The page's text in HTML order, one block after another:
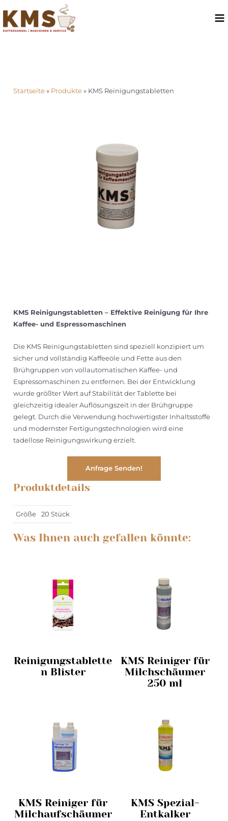
Startseite » Produkte » KMS Reinigungstabletten
KMS Reinigungstabletten – Effektive Reinigung für Ihre
Kaffee- und Espressomaschinen
Die KMS Reinigungstabletten sind speziell konzipiert um
sicher und vollständig Kaffeeöle und Fette aus den
Brühgruppen von vollautomatischen Kaffee- und
Espressomaschinen zu entfernen. Bei der Entwicklung
wurde größter Wert auf Stabilität der Tablette bei
gleichzeitig idealer Auflösungszeit in der Brühgruppe
gelegt. Durch die Verwendung hochwertigster Inhaltsstoffe
und modernster Fertigungstechnologien wird eine
tadellose Reinigungswirkung erzielt.
Produktdetails
Größe 20 Stück
Was Ihnen auch gefallen könnte:
Reinigungstablette
n Blister
KMS Reiniger für
Milchschäumer
250 ml
KMS Reiniger für
Milchaufschäumer
KMS Spezial-
Entkalker